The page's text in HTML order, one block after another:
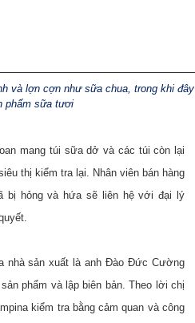
và lợn cợn như sữa chua, trong khi
phấm sữa tươi
mang túi sữa dở và các túi còn lại
thị kiểm tra lại. Nhân viên bán hàng
bị hỏng và hứa sẽ liên hệ với đại lý
nhà sản xuất là anh Đào Đức Cường
phẩm và lập biên bản. Theo lời chị
kiểm tra bằng cảm quan và công